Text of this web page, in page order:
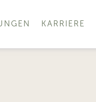
KARRIERE